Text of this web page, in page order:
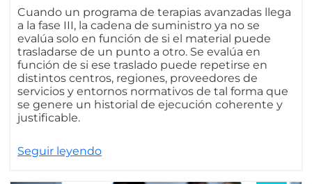
Cuando un programa de terapias avanzadas llega
a la fase III, la cadena de suministro ya no se
evalúa solo en función de si el material puede
trasladarse de un punto a otro. Se evalúa en
función de si ese traslado puede repetirse en
distintos centros, regiones, proveedores de
servicios y entornos normativos de tal forma que
se genere un historial de ejecución coherente y
justificable.
Seguir leyendo